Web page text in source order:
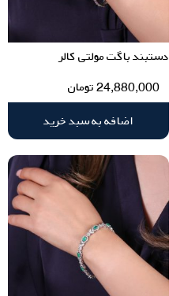
دستبند باگت مولتی کالر
24,880,000تومان
اضافه به سبد خرید